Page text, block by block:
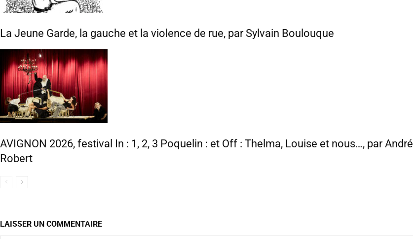
La Jeune Garde, la gauche et la violence de rue, par Sylvain Boulouque
AVIGNON 2026, festival In : 1, 2, 3 Poquelin : et Off : Thelma, Louise et nous…, par André
Robert
LAISSER UN COMMENTAIRE